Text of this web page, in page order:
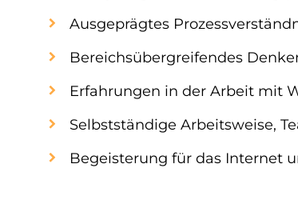
Ausgeprägtes
Bereichsübergreifendes
Erfahrungen in der Arbeit mit
Selbstständige Arbeitsweise,
Begeisterung für das Internet